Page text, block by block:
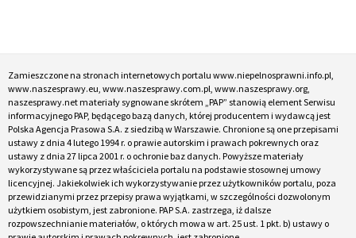
Zamieszczone na stronach internetowych portalu www.niepelnosprawni.info.pl,
www.naszesprawy.eu, www.naszesprawy.com.pl, www.naszesprawy.org,
naszesprawy.net materiały sygnowane skrótem „PAP” stanowią element Serwisu
informacyjnego PAP, będącego bazą danych, której producentem i wydawcą jest
Polska Agencja Prasowa S.A. z siedzibą w Warszawie. Chronione są one przepisami
ustawy z dnia 4 lutego 1994 r. o prawie autorskim i prawach pokrewnych oraz
ustawy z dnia 27 lipca 2001 r. o ochronie baz danych. Powyższe materiały
wykorzystywane są przez właściciela portalu na podstawie stosownej umowy
licencyjnej. Jakiekolwiek ich wykorzystywanie przez użytkowników portalu, poza
przewidzianymi przez przepisy prawa wyjątkami, w szczególności dozwolonym
użytkiem osobistym, jest zabronione. PAP S.A. zastrzega, iż dalsze
rozpowszechnianie materiałów, o których mowa w art. 25 ust. 1 pkt. b) ustawy o